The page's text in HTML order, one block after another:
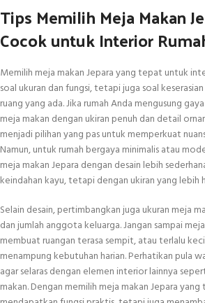
Tips Memilih Meja Makan
Cocok untuk Interior
Memilih meja makan Jepara yang tepat untuk
soal ukuran dan fungsi, tetapi juga soal
ruang yang ada. Jika rumah Anda mengusung
meja makan dengan ukiran penuh dan detail
menjadi pilihan yang pas untuk memperkuat
Namun, untuk rumah bergaya minimalis atau
meja makan Jepara dengan desain lebih
keindahan kayu, tetapi dengan ukiran yang lebih
Selain desain, pertimbangkan juga ukuran meja
dan jumlah anggota keluarga. Jangan sampai
membuat ruangan terasa sempit, atau terlalu
menampung kebutuhan harian. Perhatikan pula
agar selaras dengan elemen interior lainnya
makan. Dengan memilih meja makan Jepara